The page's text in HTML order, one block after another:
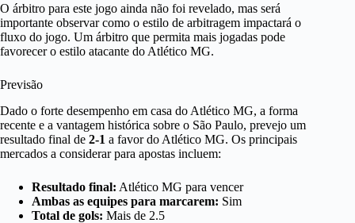
O árbitro para este jogo ainda não foi revelado, mas será
importante observar como o estilo de arbitragem impactará o
fluxo do jogo. Um árbitro que permita mais jogadas pode
favorecer o estilo atacante do Atlético MG.
Previsão
Dado o forte desempenho em casa do Atlético MG, a forma
recente e a vantagem histórica sobre o São Paulo, prevejo um
resultado final de 2-1 a favor do Atlético MG. Os principais
mercados a considerar para apostas incluem:
Resultado final: Atlético MG para vencer
Ambas as equipes para marcarem: Sim
Total de gols: Mais de 2.5